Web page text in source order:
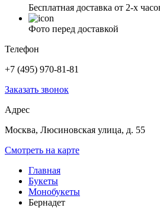
Бесплатная доставка от 2-х
Фото перед доставкой
Телефон
+7 (495) 970-81-81
Заказать звонок
Адрес
Москва, Люсиновская улица, д. 55
Смотреть на карте
Главная
Букеты
Монобукеты
Бернадет